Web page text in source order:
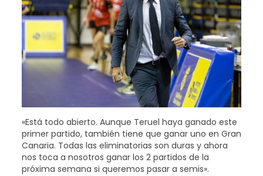
«Está todo abierto. Aunque Teruel haya ganado este
primer partido, también tiene que ganar uno en Gran
Canaria. Todas las eliminatorias son duras y ahora
nos toca a nosotros ganar los 2 partidos de la
próxima semana si queremos pasar a semis».